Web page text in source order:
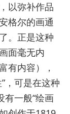
以弥补作品
格尔的画通
。正是这种
面毫无内
有内容），
，可是在这种
有一般“绘画